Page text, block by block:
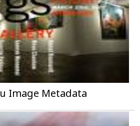
น Image Metadata